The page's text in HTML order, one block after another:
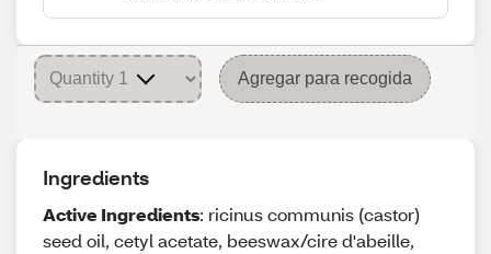
Agregar para recogida
Ingredients
Active Ingredients: ricinus communis (castor)
seed oil, cetyl acetate, beeswax/cire d'abeille,